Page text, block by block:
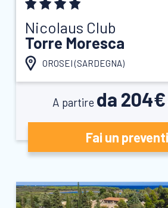
Nicolaus Club
Torre Moresca
OROSEI (SARDEGNA)
A partire da 204€
Fai un